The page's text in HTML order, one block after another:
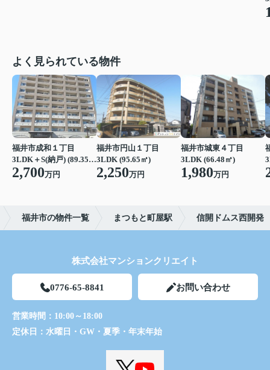
よく見られている物件
福井市成和１丁目
3LDK＋S(納戸) (89.35㎡)
2,700万円
福井市円山１丁目
3LDK (95.65㎡)
2,250万円
福井市城東４丁目
3LDK (66.48㎡)
1,980万円
福井市の物件一覧 まつもと町屋駅 信開ドムス西開発
株式会社マンションクリエイト
0776-65-8841 お問い合わせ
営業時間： 10:00～18:00
定休日： 水曜日・GW・夏季・年末年始